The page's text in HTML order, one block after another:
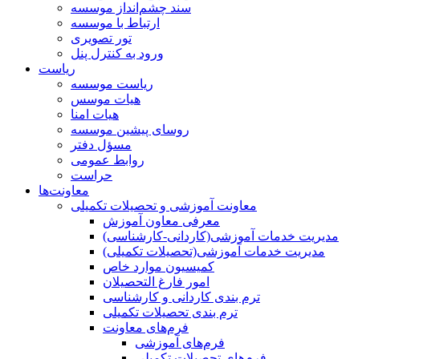
سند چشم‌انداز موسسه
ارتباط با موسسه
تور تصویری
ورود به کنترل پنل
ریاست
ریاست موسسه
هیات موسس
هیات امنا
روسای پیشین موسسه
مسؤل دفتر
روابط عمومی
حراست
معاونت‌ها
معاونت آموزشی و تحصیلات تکمیلی
معرفی معاون آموزش
مدیریت خدمات آموزشی(کاردانی-کارشناسی)
مدیریت خدمات آموزشی(تحصیلات تکمیلی)
کمیسیون موارد خاص
امور فارغ التحصیلان
ترم بندی کاردانی و کارشناسی
ترم بندی تحصیلات تکمیلی
فرم‌های معاونت
فرم‌های آموزشی